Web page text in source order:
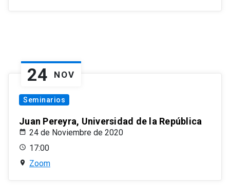
24 NOV
Seminarios
Juan Pereyra, Universidad de la República
24 de Noviembre de 2020
17:00
Zoom